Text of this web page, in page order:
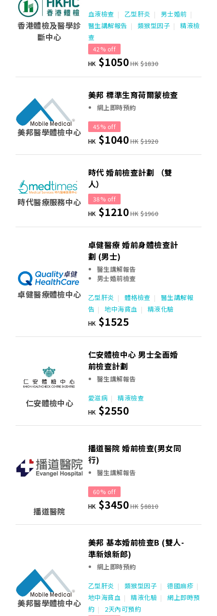
香港體檢及醫學診
斷中心
血液檢查 乙型肝炎
男士婚前
醫生講解報告
類猴型因子
精液檢
查
42% off
HK $1050HK $1830
美邦醫學體檢中心
美邦 標準生育荷爾蒙檢查
網上即時預約
45% off
HK $1040HK $1920
時代醫療服務中心
時代 婚前檢查計劃 （雙
人）
38% off
HK $1210HK $1960
卓健醫療體檢中心
卓健醫療 婚前身體檢查計
劃 (男士)
醫生講解報告
男士婚前檢查
乙型肝炎 體格檢查
醫生講解報
告
地中海貧血 精液化驗
HK $1525
仁安體檢中心
仁安體檢中心 男士全面婚
前檢查計劃
醫生講解報告
愛滋病 精液檢查
HK $2550
播道醫院
播道醫院 婚前檢查(男女同
行)
醫生講解報告
60% off
HK $3450HK $8810
美邦醫學體檢中心
美邦 基本婚前檢查B (雙人-
準新娘新郎)
網上即時預約
乙型肝炎 類猴型因子
德國麻疹
地中海貧血
精液化驗
網上即時預
約
2天內可預約